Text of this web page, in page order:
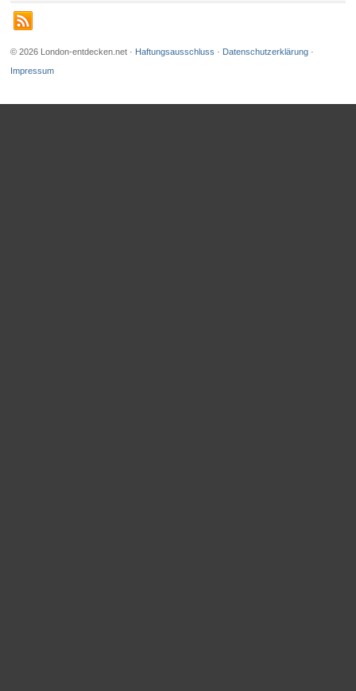
© 2026 London-entdecken.net · Haftungsausschluss · Datenschutzerklärung ·
Impressum